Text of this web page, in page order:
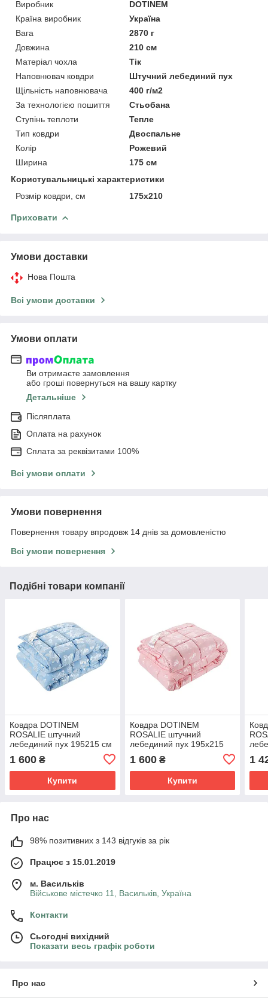
Виробник
DOTINEM
Країна виробник
Україна
Вага
2870 г
Довжина
210 см
Матеріал чохла
Тік
Наповнювач ковдри
Штучний лебединий пух
Щільність наповнювача
400 г/м2
За технологією пошиття
Стьобана
Ступінь теплоти
Тепле
Тип ковдри
Двоспальне
Колір
Рожевий
Ширина
175 см
Користувальницькі характеристики
Розмір ковдри, см
175х210
Приховати
Умови доставки
Нова Пошта
Всі умови доставки
Умови оплати
Ви отримаєте замовлення
або гроші повернуться на вашу картку
Детальніше
Післяплата
Оплата на рахунок
Сплата за реквізитами 100%
Всі умови оплати
Умови повернення
Повернення товару впродовж 14 днів за домовленістю
Всі умови повернення
Подібні товари компанії
Ковдра DOTINEM
ROSALIE штучний
лебединий пух 195215 см
1 600 ₴
Купити
Ковдра DOTINEM
ROSALIE штучний
лебединий пух 195х215
1 600₴
Купити
1
Про нас
98% позитивних з 143 відгуків за рік
Працює з 15.01.2019
м. Васильків
Військове містечко 11, Васильків, Україна
Контакти
Сьогодні вихідний
Показати весь графік роботи
Про нас